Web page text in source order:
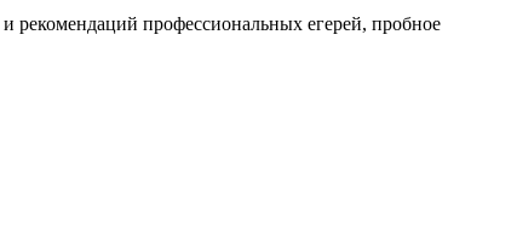
рекомендаций профессиональных егерей, пробное